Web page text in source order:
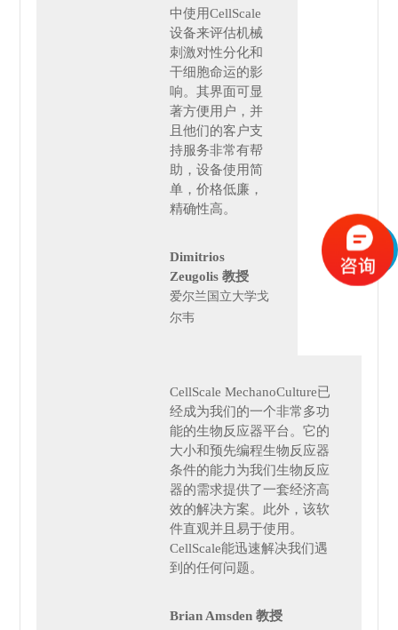
中使用CellScale
设备来评估机械
刺激对性分化和
干细胞命运的影
响。其界面可显
著方便用户，并
且他们的客户支
持服务非常有帮
助，设备使用简
单，价格低廉，
精确性高。
Dimitrios
Zeugolis 教授
爱尔兰国立大学戈
尔韦
CellScale MechanoCulture已
经成为我们的一个非常多功
能的生物反应器平台。它的
大小和预先编程生物反应器
条件的能力为我们生物反应
器的需求提供了一套经济高
效的解决方案。此外，该软
件直观并且易于使用。
CellScale能迅速解决我们遇
到的任何问题。
Brian Amsden 教授